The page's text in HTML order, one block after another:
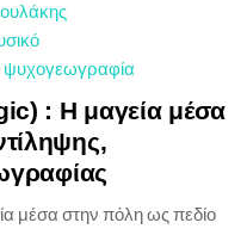
ψυχογεωγραφία
: Η μαγεία μέσα
μέσα στην πόλη ως πεδίο